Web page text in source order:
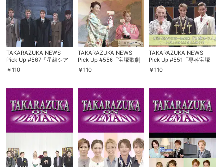
TAKARAZUKA NEWS
Pick Up #567「星組シア
ター・ドラマシティ公演
『ドクトル・ジバゴ』突撃
り～
￥110
TAKARAZUKA NEWS
Pick Up #556「宝塚歌劇
団「拝賀式」／宝塚大劇場
2018年新春鏡開き」～
ル!より～
￥110
TAKARAZUKA NEWS
Pick Up #551「専科宝塚
バウホール公演『神家の七
人』突撃レポート」～
￥110